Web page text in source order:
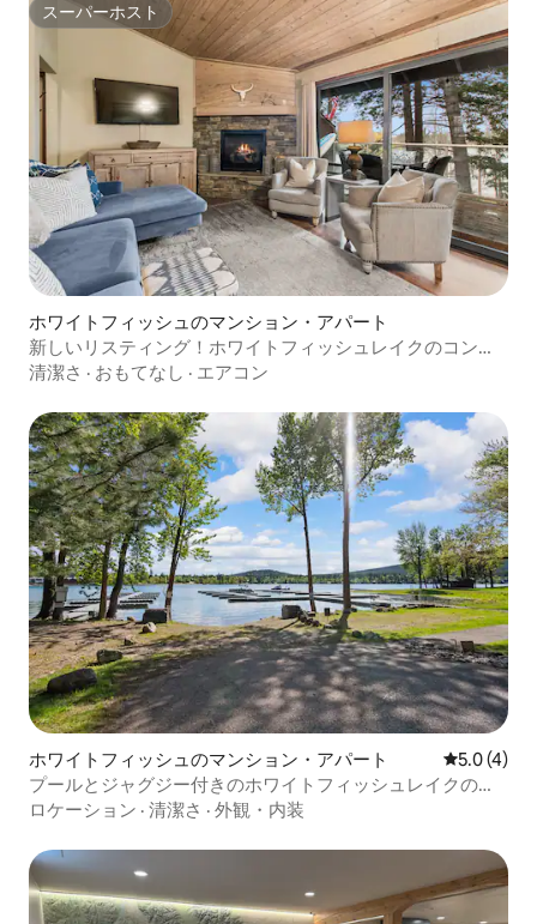
スーパーホスト
スーパーホスト
ホワイトフィッシュのマンション・アパート
新しいリスティング！ホワイトフィッシュレイクのコンド
ミニアム、16B、丘の中腹に位置！
清潔さ · おもてなし · エアコン
ホワイトフィッシュのマンション・アパート レビュー4
5.0 (4)
プールとジャグジー付きのホワイトフィッシュレイクのコ
ンドミニアム
ロケーション · 清潔さ · 外観・内装